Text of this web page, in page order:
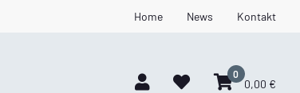
Home News Kontakt
0
0,00 €